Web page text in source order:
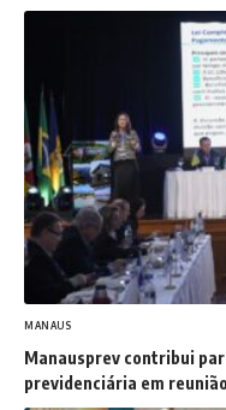
MANAUS
Manausprev contribui
previdenciária em